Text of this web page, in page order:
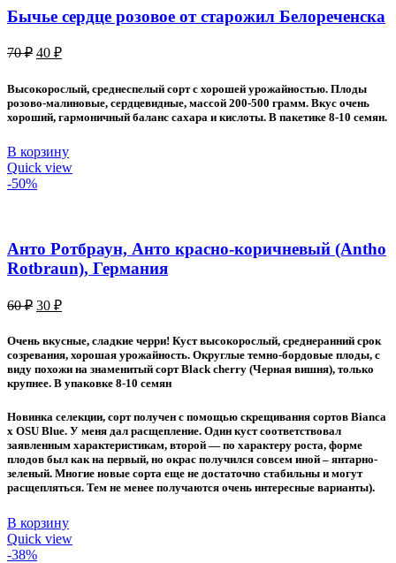
Бычье сердце розовое от старожил Белореченска
70₽ Первоначальная
70 ₽.
40 ₽Текущая
40 ₽.
Высокорослый, среднеспелый сорт с хорошей урожайностью. Плоды
розово-малиновые, сердцевидные, массой 200-500 грамм. Вкус очень
хороший, гармоничный баланс сахара и кислоты. В пакетике 8-10 семян.
В корзину
Quick view
-50%
Анто Ротбраун, Анто красно-коричневый (Antho
Rotbraun), Германия
60₽ Первоначальная
60 ₽.
30 ₽Текущая
30 ₽.
Очень вкусные, сладкие черри! Куст высокорослый, среднеранний срок
созревания, хорошая урожайность. Округлые темно-бордовые плоды, с
виду похожи на знаменитый сорт Black cherry (Черная вишня), только
крупнее. В упаковке 8-10 семян
Новинка селекции, сорт получен с помощью скрещивания сортов Bianca
x OSU Blue. У меня дал расщепление. Один куст соответствовал
заявленным характеристикам, второй — по характеру роста, форме
плодов был как на первый, но окрас получился совсем иной – янтарно-
зеленый. Многие новые сорта еще не достаточно стабильны и могут
расщепляться. Тем не менее получаются очень интересные варианты).
В корзину
Quick view
-38%